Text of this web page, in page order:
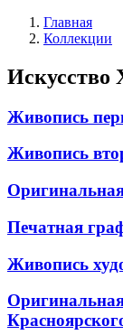
Главная
Коллекции
Живопись
Живопись
Печатная
Живопись